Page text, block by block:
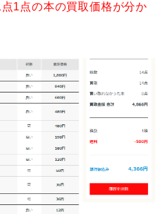
点1点の本の買取価格が分か